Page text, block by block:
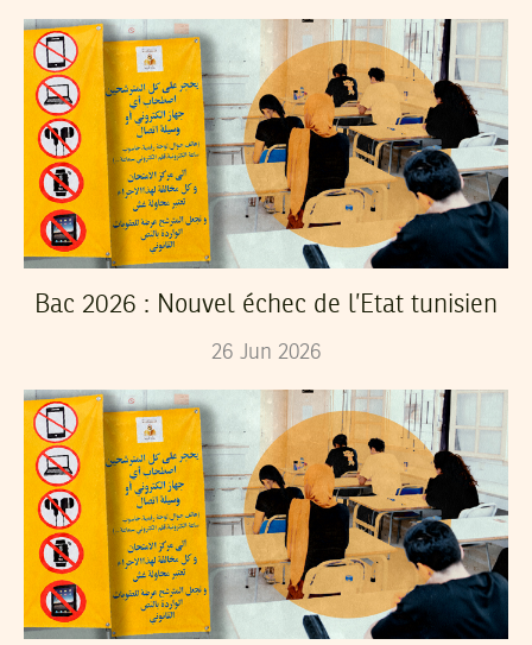
Bac 2026 : Nouvel échec de l’Etat tunisien
26 Jun 2026